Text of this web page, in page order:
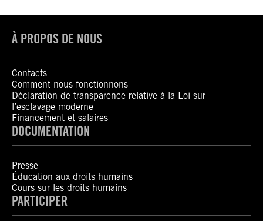
À PROPOS DE NOUS
Contacts
Comment nous fonctionnons
Déclaration de transparence relative à la Loi sur
l’esclavage moderne
Financement et salaires
DOCUMENTATION
Presse
Éducation aux droits humains
Cours sur les droits humains
PARTICIPER